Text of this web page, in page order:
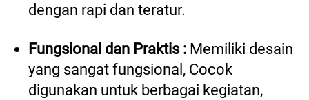
dengan rapi dan teratur.
Fungsional dan Praktis : Memiliki desain
yang sangat fungsional, Cocok
digunakan untuk berbagai kegiatan,